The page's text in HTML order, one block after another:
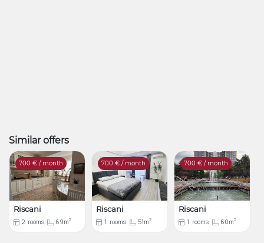
Similar offers
700 € / month
Riscani
2 rooms 69m2
700 € / month
Riscani
1 rooms 51m2
700 € / month
Riscani
1 rooms 60m2